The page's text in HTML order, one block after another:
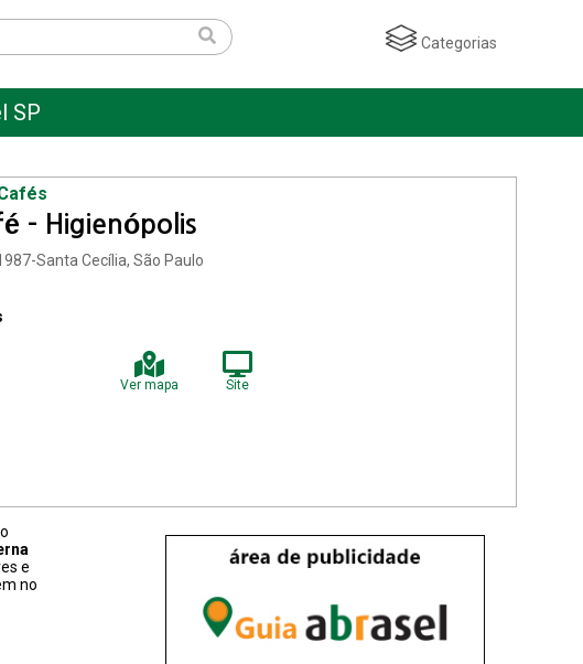
Categorias
SP
- Higienópolis
Santa Cecília, São Paulo
Ver mapa Site
e
no